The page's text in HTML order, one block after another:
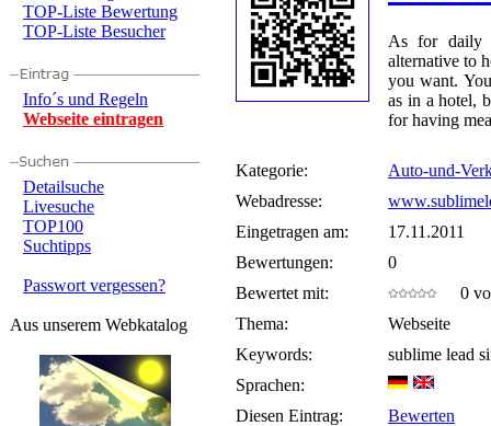
TOP-Liste Bewertung
TOP-Liste Besucher
Info´s und Regeln
Webseite eintragen
Detailsuche
Livesuche
TOP100
Suchtipps
Passwort vergessen?
Aus unserem Webkatalog
As for daily
alternative to
you want.
as in a hotel,
for having
Kategorie:
Auto-und-
Webadresse:
Eingetragen am:
17.11.2011
Bewertungen:
0
Bewertet mit:
0
Thema:
Webseite
Keywords:
sublime lead
Sprachen:
Diesen Eintrag:
Bewerten